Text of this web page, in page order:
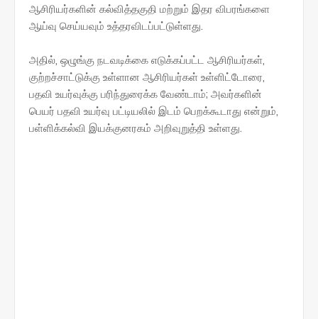
ஆசிரியர்களின் கல்வித்தகுதி மற்றும் இதர விபரங்களை
ஆய்வு செய்யவும் உத்தரவிடப்பட்டுள்ளது.
அதில், ஒழுங்கு நடவடிக்கை எடுக்கப்பட்ட ஆசிரியர்கள்,
குற்றச்சாட்டுக்கு உள்ளான ஆசிரியர்கள் உள்ளிட்டோரை,
பதவி உயர்வுக்கு பரிந்துரைக்க வேண்டாம்; அவர்களின்
பெயர் பதவி உயர்வு பட்டியலில் இடம் பெறக்கூடாது என்றும்,
பள்ளிக்கல்வி இயக்குனரகம் அறிவுறுத்தி உள்ளது.